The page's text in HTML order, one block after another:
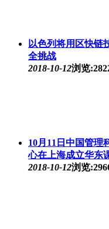
以色列将用区快链
全挑战
2018-10-12浏览
10月11日中国管理
心在上海成立华东
2018-10-12浏览